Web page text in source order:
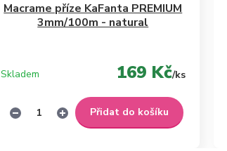
Macrame příze KaFanta PREMIUM
3mm/100m - natural
169 Kč/ks
Skladem
Přidat do košíku